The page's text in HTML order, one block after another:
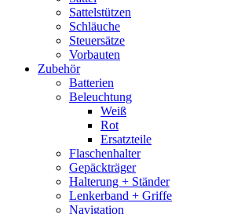
Sattelstützen
Schläuche
Steuersätze
Vorbauten
Zubehör
Batterien
Beleuchtung
Weiß
Rot
Ersatzteile
Flaschenhalter
Gepäckträger
Halterung + Ständer
Lenkerband + Griffe
Navigation